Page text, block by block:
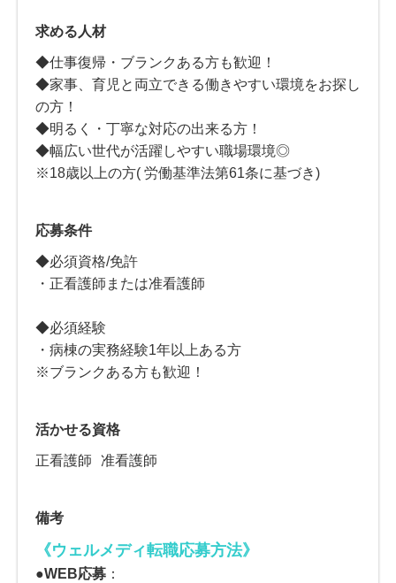
求める人材
◆仕事復帰・ブランクある方も歓迎！
◆家事、育児と両立できる働きやすい環境をお探し
の方！
◆明るく・丁寧な対応の出来る方！
◆幅広い世代が活躍しやすい職場環境◎
※18歳以上の方( 労働基準法第61条に基づき)
応募条件
◆必須資格/免許
・正看護師または准看護師
◆必須経験
・病棟の実務経験1年以上ある方
※ブランクある方も歓迎！
活かせる資格
正看護師 准看護師
備考
《ウェルメディ転職応募方法》
●WEB応募 ：